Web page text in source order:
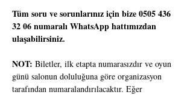
Tüm soru ve sorunlarınız için bize 0505 436
32 06 numaralı WhatsApp hattımızdan
ulaşabilirsiniz.
NOT: Biletler, ilk etapta numarasızdır ve oyun
günü salonun doluluğuna göre organizasyon
tarafından numaralandırılacaktır. Eğer